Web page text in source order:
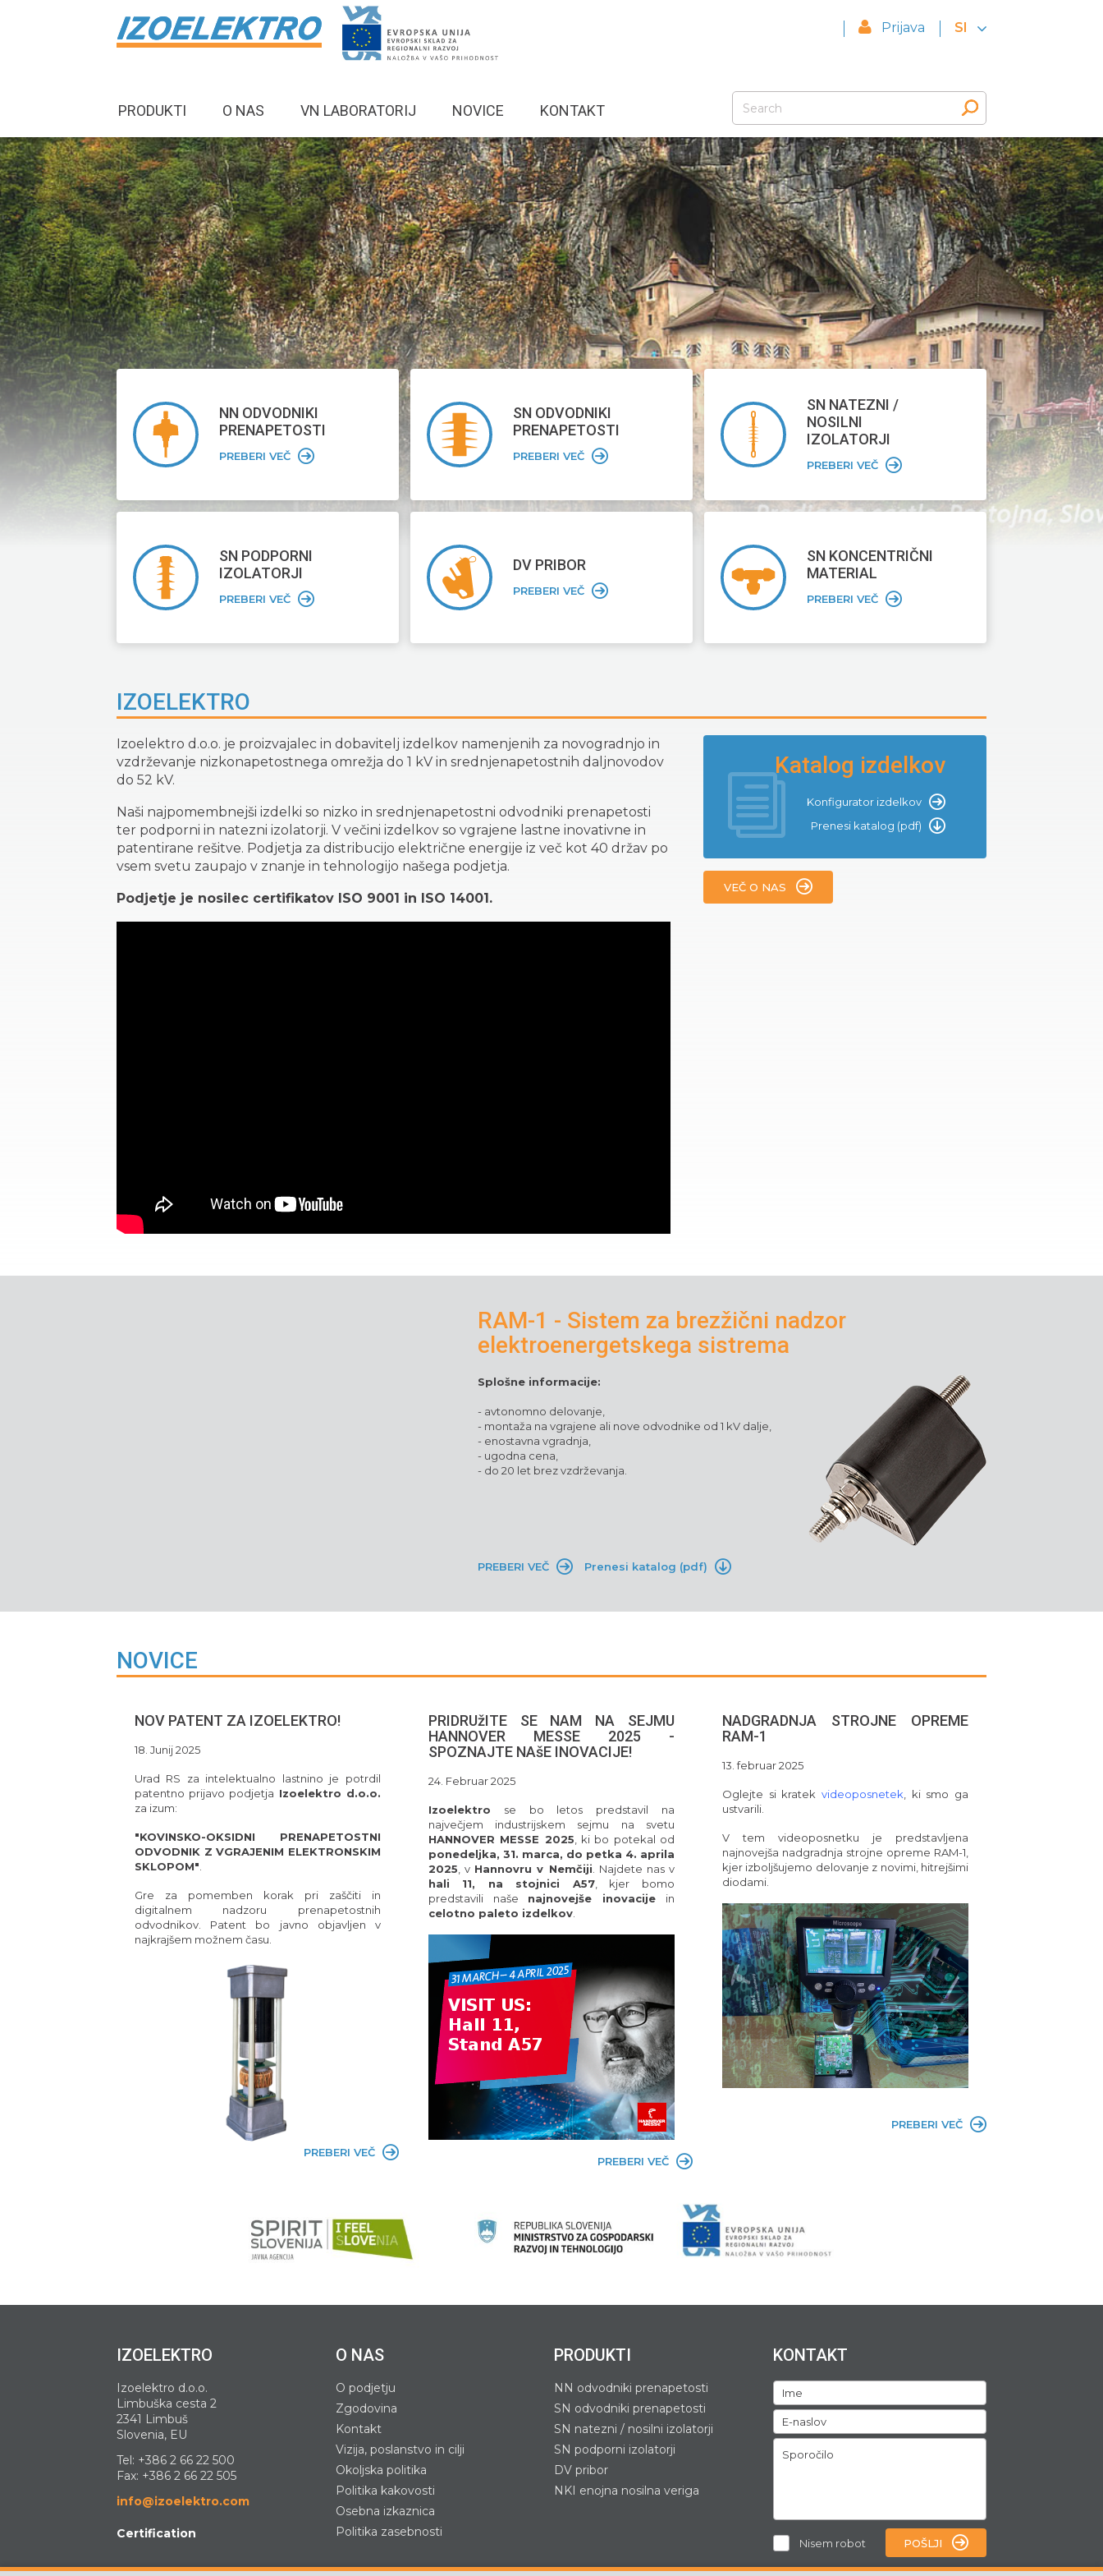
Prijava SI
PRODUKTI O NAS VN LABORATORIJ NOVICE KONTAKT
NN ODVODNIKI
PRENAPETOSTI
PREBERI VEČ
SN ODVODNIKI
PRENAPETOSTI
PREBERI VEČ
SN NATEZNI /
NOSILNI
IZOLATORJI
PREBERI VEČ
SN PODPORNI
IZOLATORJI
PREBERI VEČ
DV PRIBOR
PREBERI VEČ
SN KONCENTRIČNI
MATERIAL
PREBERI VEČ
IZOELEKTRO
Izoelektro d.o.o. je proizvajalec in dobavitelj izdelkov namenjenih za novogradnjo in
vzdrževanje nizkonapetostnega omrežja do 1 kV in srednjenapetostnih daljnovodov
do 52 kV.
Naši najpomembnejši izdelki so nizko in srednjenapetostni odvodniki prenapetosti
ter podporni in natezni izolatorji. V večini izdelkov so vgrajene lastne inovativne in
patentirane rešitve. Podjetja za distribucijo električne energije iz več kot 40 držav po
vsem svetu zaupajo v znanje in tehnologijo našega podjetja.
Podjetje je nosilec certifikatov ISO 9001 in ISO 14001.
Katalog izdelkov
Konfigurator izdelkov
Prenesi katalog (pdf)
VEČ O NAS
RAM-1 - Sistem za brezžični nadzor
elektroenergetskega sistrema
Splošne informacije:
- avtonomno delovanje,
- montaža na vgrajene ali nove odvodnike od 1 kV dalje,
- enostavna vgradnja,
- ugodna cena,
- do 20 let brez vzdrževanja.
PREBERI VEČ Prenesi katalog (pdf)
NOVICE
NOV PATENT ZA IZOELEKTRO!
18. Junij 2025
Urad RS za intelektualno lastnino je potrdil
patentno prijavo podjetja Izoelektro d.o.o.
za izum:
"KOVINSKO-OKSIDNI PRENAPETOSTNI
ODVODNIK Z VGRAJENIM ELEKTRONSKIM
SKLOPOM"
Gre za pomemben korak pri zaščiti in
digitalnem nadzoru prenapetostnih
odvodnikov. Patent bo javno objavljen v
najkrajšem možnem času.
PREBERI VEČ
PRIDRUžITE SE NAM NA SEJMU
HANNOVER MESSE 2025 -
SPOZNAJTE NAšE INOVACIJE!
24. Februar 2025
Izoelektro se bo letos predstavil na
največjem industrijskem sejmu na svetu
HANNOVER MESSE 2025 , ki bo potekal od
ponedeljka, 31. marca, do petka 4. aprila
2025 , v Hannovru v Nemčiji . Najdete nas v
hali 11, na stojnici A57, kjer bomo
predstavili naše najnovejše inovacije in
celotno paleto izdelkov.
PREBERI VEČ
NADGRADNJA STROJNE OPREME
RAM-1
13. februar 2025
Oglejte si kratek videoposnetek , ki smo ga
ustvarili.
V tem videoposnetku je predstavljena
najnovejša nadgradnja strojne opreme RAM-1,
kjer izboljšujemo delovanje z novimi, hitrejšimi
diodami.
PREBERI VEČ
IZOELEKTRO
Izoelektro d.o.o.
Limbuška cesta 2
2341 Limbuš
Slovenia, EU
Tel: +386 2 66 22 500
Fax: +386 2 66 22 505
info@izoelektro.com
Certification
O NAS
O podjetju
Zgodovina
Kontakt
Vizija, poslanstvo in cilji
Okoljska politika
Politika kakovosti
Osebna izkaznica
Politika zasebnosti
PRODUKTI
NN odvodniki prenapetosti
SN odvodniki prenapetosti
SN natezni / nosilni izolatorji
SN podporni izolatorji
DV pribor
NKI enojna nosilna veriga
KONTAKT
Nisem robot POŠLJI